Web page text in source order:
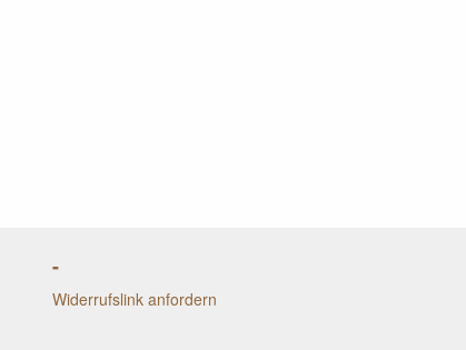
-
Widerrufslink anfordern